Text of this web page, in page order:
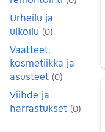
Urheilu ja
ulkoilu (0)
Vaatteet,
kosmetiikka ja
asusteet (0)
Viihde ja
harrastukset (0)